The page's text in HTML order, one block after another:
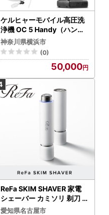
ケルヒャーモバイル高圧洗
浄機 OC 5 Handy（ハンデ
ィジェット） APV0006
神奈川県横浜市
(0)
50,000
ReFa SKIM SHAVER 家電
シェーバー カミソリ 剃刀
シェーバー
愛知県名古屋市